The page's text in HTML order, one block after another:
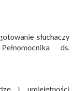
słuchaczy
ds.
i umiejętności